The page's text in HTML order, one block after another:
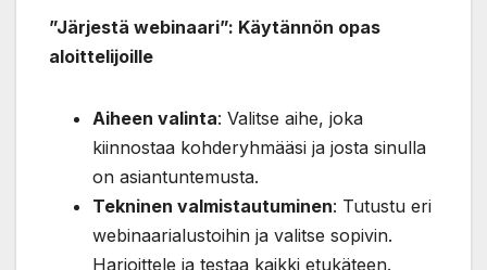
”Järjestä webinaari”: Käytännön opas
aloittelijoille
Aiheen valinta: Valitse aihe, joka
kiinnostaa kohderyhmääsi ja josta sinulla
on asiantuntemusta.
Tekninen valmistautuminen: Tutustu eri
webinaarialustoihin ja valitse sopivin.
Harjoittele ja testaa kaikki etukäteen.